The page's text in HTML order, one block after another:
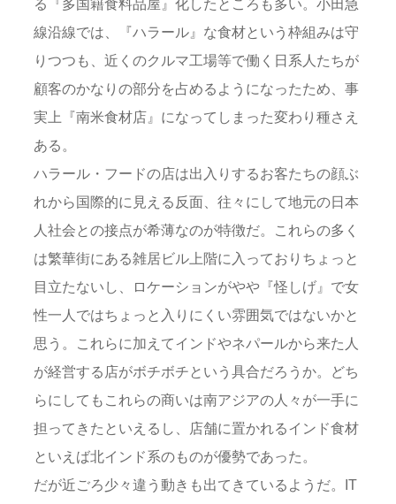
る『多国籍食料品屋』化したところも多い。小田急
線沿線では、『ハラール』な食材という枠組みは守
りつつも、近くのクルマ工場等で働く日系人たちが
顧客のかなりの部分を占めるようになったため、事
実上『南米食材店』になってしまった変わり種さえ
ある。
ハラール・フードの店は出入りするお客たちの顔ぶ
れから国際的に見える反面、往々にして地元の日本
人社会との接点が希薄なのが特徴だ。これらの多く
は繁華街にある雑居ビル上階に入っておりちょっと
目立たないし、ロケーションがやや『怪しげ』で女
性一人ではちょっと入りにくい雰囲気ではないかと
思う。これらに加えてインドやネパールから来た人
が経営する店がボチボチという具合だろうか。どち
らにしてもこれらの商いは南アジアの人々が一手に
担ってきたといえるし、店舗に置かれるインド食材
といえば北インド系のものが優勢であった。
だが近ごろ少々違う動きも出てきているようだ。IT